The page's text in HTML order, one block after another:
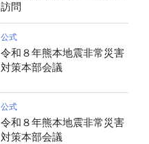
訪問
公式
令和８年熊本地震非常災害
対策本部会議
公式
令和８年熊本地震非常災害
対策本部会議